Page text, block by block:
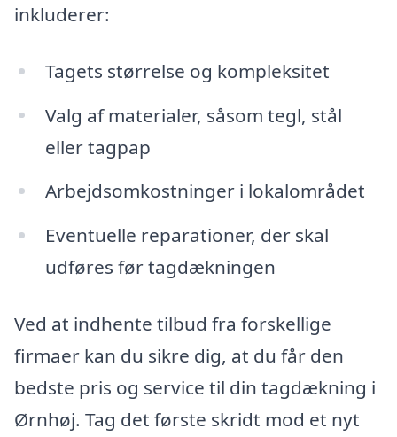
inkluderer:
Tagets størrelse og kompleksitet
Valg af materialer, såsom tegl, stål
eller tagpap
Arbejdsomkostninger i lokalområdet
Eventuelle reparationer, der skal
udføres før tagdækningen
Ved at indhente tilbud fra forskellige
firmaer kan du sikre dig, at du får den
bedste pris og service til din tagdækning i
Ørnhøj. Tag det første skridt mod et nyt